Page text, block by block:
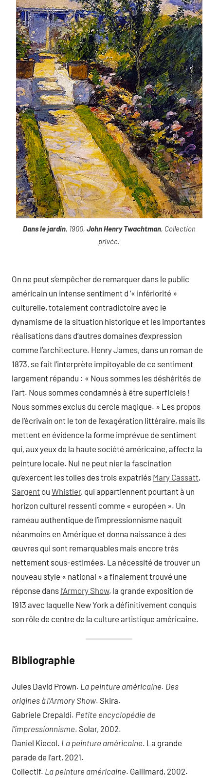
Dans le jardin, 1900, John Henry Twachtman, Collection
privée.
On ne peut s’empêcher de remarquer dans le public
américain un intense sentiment d ‘« infériorité »
culturelle, totalement contradictoire avec le
dynamisme de la situation historique et les importantes
réalisations dans d’autres domaines d’expression
comme l’architecture. Henry James, dans un roman de
1873, se fait l’interprète impitoyable de ce sentiment
largement répandu : « Nous sommes les déshérités de
l’art. Nous sommes condamnés à être superficiels !
Nous sommes exclus du cercle magique. » Les propos
de l’écrivain ont le ton de l’exagération littéraire, mais ils
mettent en évidence la forme imprévue de sentiment
qui, aux yeux de la haute société américaine, affecte la
peinture locale. Nul ne peut nier la fascination
qu’exercent les toiles des trois expatriés Mary Cassatt,
Sargent ou Whistler, qui appartiennent pourtant à un
horizon culturel ressenti comme « européen ». Un
rameau authentique de l’impressionnisme naquit
néanmoins en Amérique et donna naissance à des
œuvres qui sont remarquables mais encore très
nettement sous-estimées. La nécessité de trouver un
nouveau style « national » a finalement trouvé une
réponse dans l’Armory Show, la grande exposition de
1913 avec laquelle New York a définitivement conquis
son rôle de centre de la culture artistique américaine.
Bibliographie
Jules David Prown. La peinture américaine. Des
origines à l’Armory Show. Skira.
Gabriele Crepaldi. Petite encyclopédie de
l’impressionnisme. Solar, 2002.
Daniel Kiecol. La peinture américaine. La grande
parade de l’art, 2021.
Collectif. La peinture américaine. Gallimard, 2002.